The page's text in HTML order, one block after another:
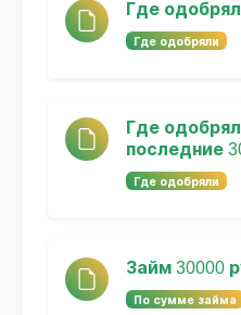
Где
Где одобряли
Где
последние
Где одобряли
Займ 30000
По сумме займа